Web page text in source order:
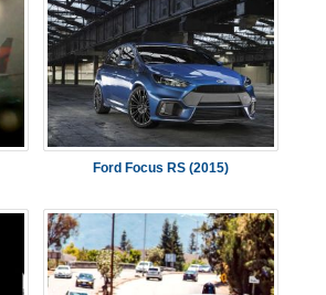
Ford Focus RS (2015)